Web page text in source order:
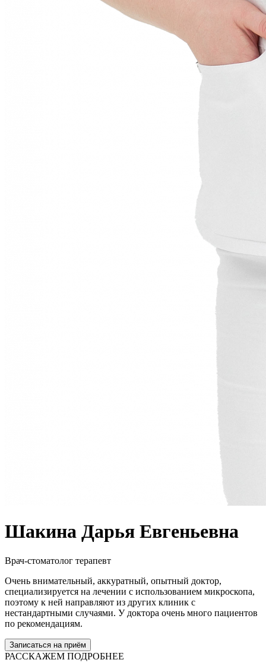
Шакина Дарья Евгеньевна
Врач-стоматолог терапевт
Очень внимательный, аккуратный, опытный доктор,
специализируется на лечении с использованием микроскопа,
поэтому к ней направляют из других клиник с
нестандартными случаями. У доктора очень много пациентов
по рекомендациям.
Записаться на приём
РАССКАЖЕМ ПОДРОБНЕЕ